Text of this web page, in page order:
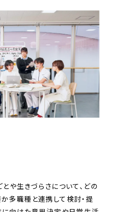
や生きづらさについて、どの
多職種と連携して検討・提